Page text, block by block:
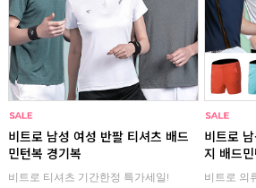
비트로 남성 여성 반팔 티셔츠 배드
민턴복 경기복
비트로 티셔츠 기간한정 특가세일!
비트로
지 배드
비트로 의